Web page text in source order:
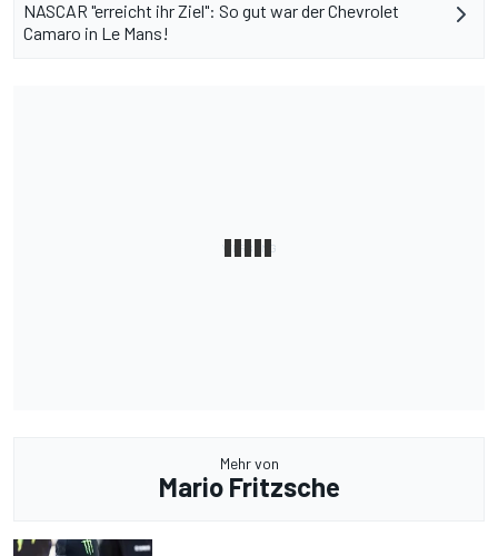
NASCAR "erreicht ihr Ziel": So gut war der Chevrolet
Camaro in Le Mans!
Mehr von
Mario Fritzsche